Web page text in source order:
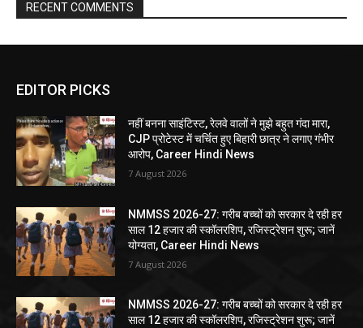
RECENT COMMENTS
EDITOR PICKS
नहीं बनना साइंटिस्ट, रेलवे वालों ने मुझे बहुत गंदा मारा,
CJP प्रोटेस्ट में चर्चित हुए बिहारी छात्र ने लगाए गंभीर
आरोप, Career Hindi News
7 August 2026
NMMSS 2026-27: गरीब बच्चों को सरकार दे रही हर
साल 12 हजार की स्कॉलरशिप, रजिस्ट्रेशन शुरू; जानें
योग्यता, Career Hindi News
7 August 2026
NMMSS 2026-27: गरीब बच्चों को सरकार दे रही हर
साल 12 हजार की स्कॉलरशिप, रजिस्ट्रेशन शुरू; जानें